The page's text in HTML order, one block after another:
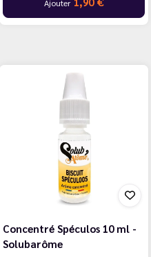
Ajouter
Concentré Spéculos 10 ml -
Solubarôme